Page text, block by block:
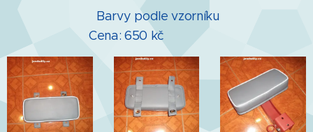
Barvy podle vzorníku
Cena: 650 kč